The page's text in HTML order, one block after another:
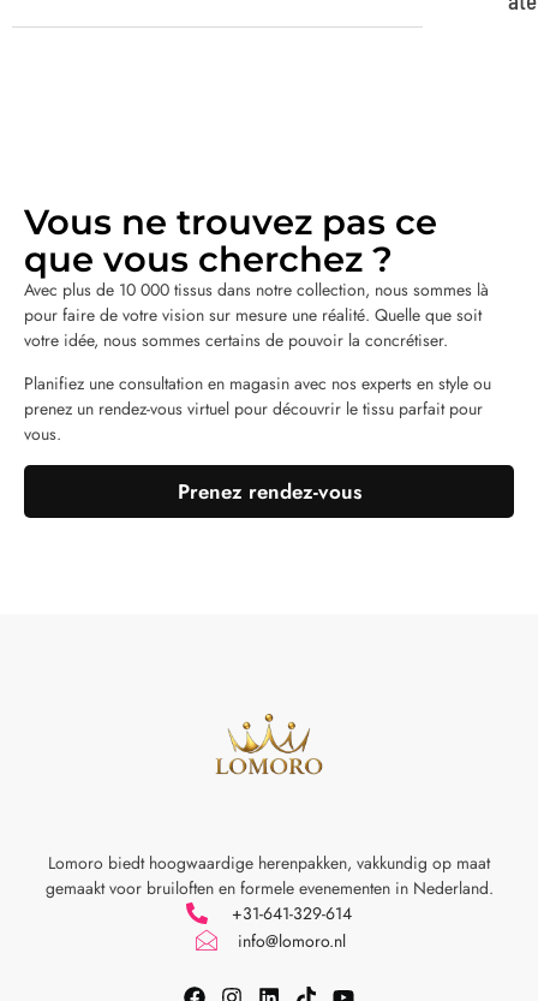
Vous ne trouvez pas ce
que vous cherchez ?
Avec plus de 10 000 tissus dans notre collection, nous sommes là
pour faire de votre vision sur mesure une réalité. Quelle que soit
votre idée, nous sommes certains de pouvoir la concrétiser.
Planifiez une consultation en magasin avec nos experts en style ou
prenez un rendez-vous virtuel pour découvrir le tissu parfait pour
vous.
Prenez rendez-vous
Lomoro biedt hoogwaardige herenpakken, vakkundig op maat
gemaakt voor bruiloften en formele evenementen in Nederland.
+31-641-329-614
info@lomoro.nl